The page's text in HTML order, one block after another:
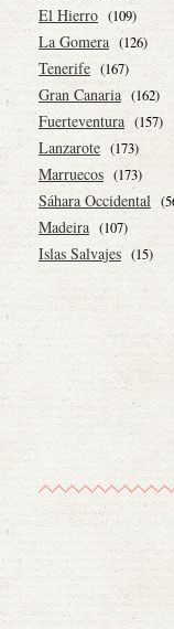
El Hierro (109)
La Gomera (126)
Tenerife (167)
Gran Canaria (162)
Fuerteventura (157)
Lanzarote (173)
Marruecos (173)
Sáhara Occidental
Madeira (107)
Islas Salvajes (15)